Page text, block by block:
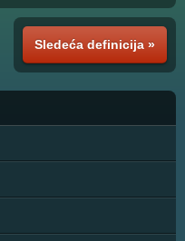
Sledeća definicija »